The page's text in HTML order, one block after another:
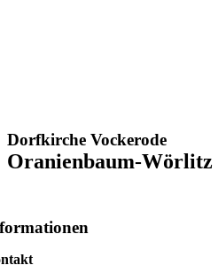
Dorfkirche Vockerode
Oranienbaum-Wörlitz